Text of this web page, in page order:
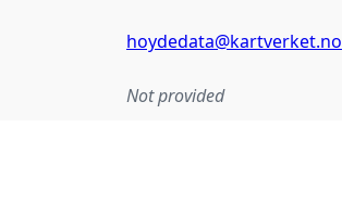
hoydedata@kartverket.no
Not provided